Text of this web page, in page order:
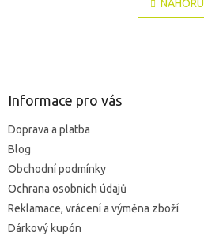
l
á
i
n
k
NAHORU
Informace pro vás
Doprava a platba
Blog
Obchodní podmínky
Ochrana osobních údajů
Reklamace, vrácení a výměna zboží
Dárkový kupón